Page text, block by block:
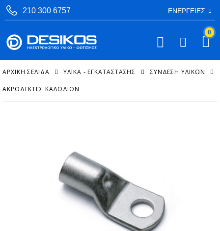
210 300 6757 ΕΝΈΡΓΕΙΕΣ
0
ΑΡΧΙΚΉ ΣΕΛΊΔΑ ΥΛΙΚΑ - ΕΓΚΑΤΑΣΤΑΣΗΣ ΣΎΝΔΕΣΗ ΥΛΙΚΏΝ
ΑΚΡΟΔΈΚΤΕΣ ΚΑΛΩΔΊΩΝ